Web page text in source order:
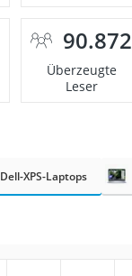
90.872
Überzeugte
Leser
Dell-XPS-Laptops